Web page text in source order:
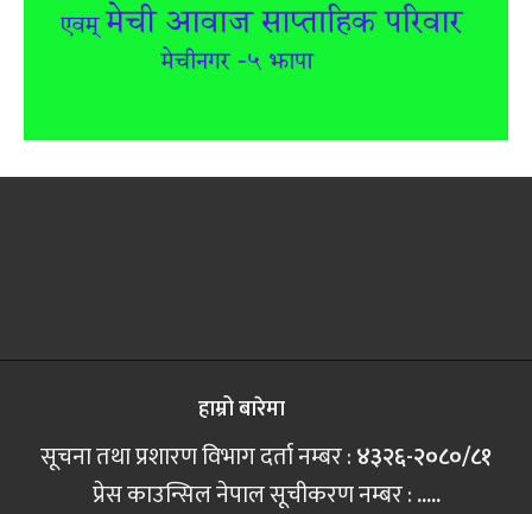
हाम्रो बारेमा
सूचना तथा प्रशारण विभाग दर्ता नम्बर :४३२६-२०८०/८१
प्रेस काउन्सिल नेपाल सूचीकरण नम्बर :.....